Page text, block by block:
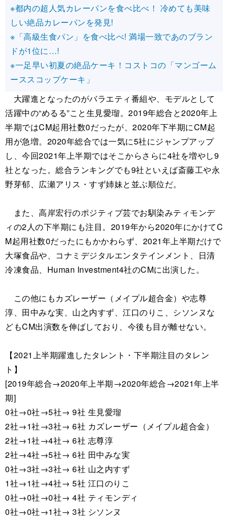
※都内の超人気カレーパンを食べ比べ！ 冷めても美味
しい絶品カレーパンを発見!
※「高級生食パン」を食べ比べ! 満場一致であのブラン
ドが1位に…!
※一足早い初夏の絶品ケーキ！コストコの「マンゴーム
ーススコップケーキ」
大躍進となったのがバラエティ番組や、モデルとして
活躍中の“めるる”こと生見愛瑠。2019年総合と2020年上
半期ではCM起用社数0だったが、2020年下半期にCM起
用が急増。2020年総合では一気に5社にジャンプアップ
し、今回2021年上半期ではそこからさらに4社を増やし9
社となった。総合ランキングでも9社といえば斎藤工や永
野芽郁、広瀬アリス・すず姉妹と並ぶ順位だ。
また、高岸宏行のポジティブ芸でお馴染みティモンデ
ィの2人の下半期にも注目。2019年から2020年にかけてC
M起用社数0だったにもかかわらず、2021年上半期だけで
大塚食品や、コナミデジタルエンタテインメント、日清
冷凍食品、Human Investment4社のCMに出演した。
この他にもカズレーザー（メイプル超合金）や志尊
淳、田中みな実、山之内すず、江口のりこ、シソンヌな
どもCM出演数を伸ばしており、今後も目が離せない。
【2021上半期躍進したタレント・下半期注目のタレン
ト】
[2019年総合→2020年上半期→2020年総合→2021年上半
期]
0社→0社→5社→ 9社 生見愛瑠
2社→1社→3社→ 6社 カズレーザー（メイプル超合金）
2社→1社→4社→ 6社 志尊淳
2社→4社→5社→ 6社 田中みな実
0社→3社→3社→ 6社 山之内すず
1社→1社→4社→ 5社 江口のりこ
0社→0社→0社→ 4社 ティモンディ
0社→0社→1社→ 3社 シソンヌ